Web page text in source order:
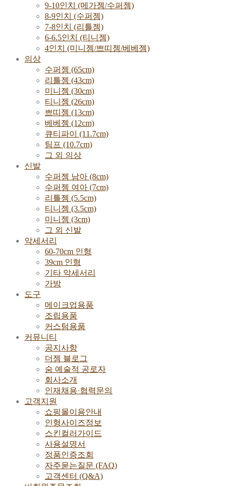
9-10인치 (메가젬/수퍼젬)
8-9인치 (수퍼젬)
7-8인치 (리틀젬)
6-6.5인치 (티니젬)
4인치 (미니젬/쁘띠젬/베베젬)
의상
수퍼젬 (65cm)
리틀젬 (43cm)
미니젬 (30cm)
티니젬 (26cm)
쁘띠젬 (13cm)
베베젬 (12cm)
큐티파이 (11.7cm)
팀프 (10.7cm)
그 외 의상
신발
수퍼젬 남아 (8cm)
수퍼젬 여아 (7cm)
리틀젬 (5.5cm)
티니젬 (3.5cm)
미니젬 (3cm)
그 외 신발
악세서리
60-70cm 인형
39cm 인형
기타 악세서리
가방
도구
메이크업용품
조립용품
커스텀용품
커뮤니티
공지사항
더젬 블로그
숨 예술적 공로자
회사소개
인재채용·협력문의
고객지원
쇼핑몰이용안내
인형사이즈정보
스킨컬러가이드
사용설명서
정품인증조회
자주묻는질문 (FAQ)
고객센터 (Q&A)